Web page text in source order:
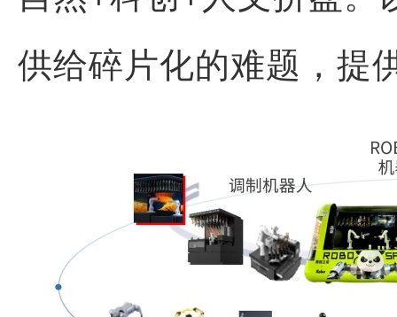
供给碎片化的难题，提